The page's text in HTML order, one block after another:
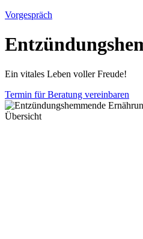
Vorgespräch
Ein vitales Leben voller Freude!
Termin für Beratung vereinbaren
Übersicht